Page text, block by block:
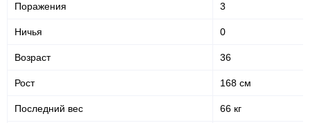
Поражения 3
Ничья 0
Возраст 36
Рост 168 см
Последний вес 66 кг